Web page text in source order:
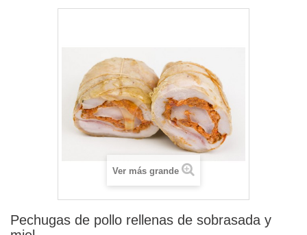
Ver más grande
Pechugas de pollo rellenas de sobrasada y